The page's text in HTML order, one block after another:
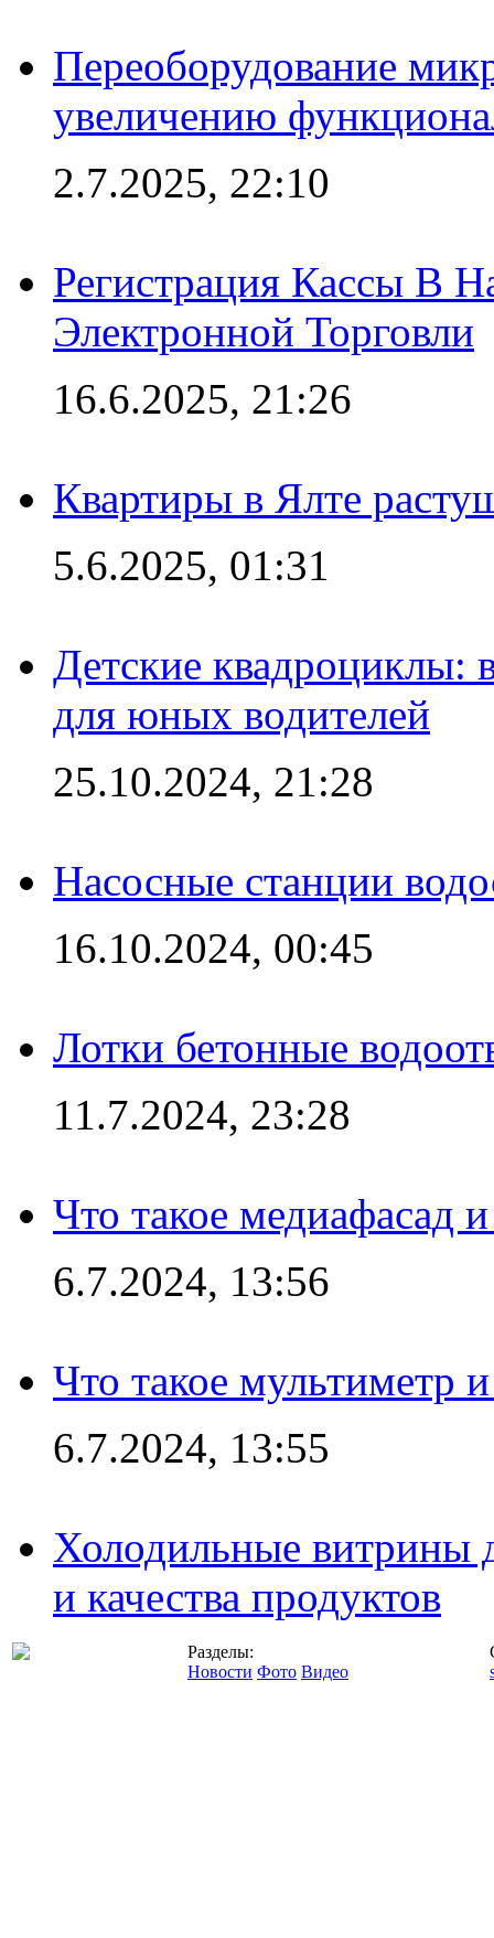
Переоборудование
увеличению
2.7.2025, 22:10
Регистрация Кассы В
Электронной Торговли
16.6.2025, 21:26
Квартиры в Ялте
5.6.2025, 01:31
Детские квадроциклы:
для юных водителей
25.10.2024, 21:28
Насосные станции
16.10.2024, 00:45
Лотки бетонные
11.7.2024, 23:28
Что такое медиафасад
6.7.2024, 13:56
Что такое мультиметр
6.7.2024, 13:55
Холодильные витрины
и качества продуктов
Разделы:
Новости Фото Видео